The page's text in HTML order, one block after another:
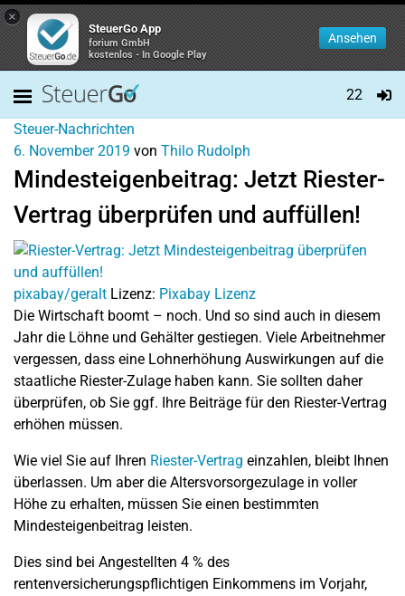
×
SteuerGo App
forium GmbH
kostenlos - In Google Play
Ansehen
22
Steuer-Nachrichten
6. November 2019 von Thilo Rudolph
Mindesteigenbeitrag: Jetzt Riester-
Vertrag überprüfen und auffüllen!
pixabay/geralt Lizenz: Pixabay Lizenz
Die Wirtschaft boomt – noch. Und so sind auch in diesem
Jahr die Löhne und Gehälter gestiegen. Viele Arbeitnehmer
vergessen, dass eine Lohnerhöhung Auswirkungen auf die
staatliche Riester-Zulage haben kann. Sie sollten daher
überprüfen, ob Sie ggf. Ihre Beiträge für den Riester-Vertrag
erhöhen müssen.
Wie viel Sie auf Ihren Riester-Vertrag einzahlen, bleibt Ihnen
überlassen. Um aber die Altersvorsorgezulage in voller
Höhe zu erhalten, müssen Sie einen bestimmten
Mindesteigenbeitrag leisten.
Dies sind bei Angestellten 4 % des
rentenversicherungspflichtigen Einkommens im Vorjahr,